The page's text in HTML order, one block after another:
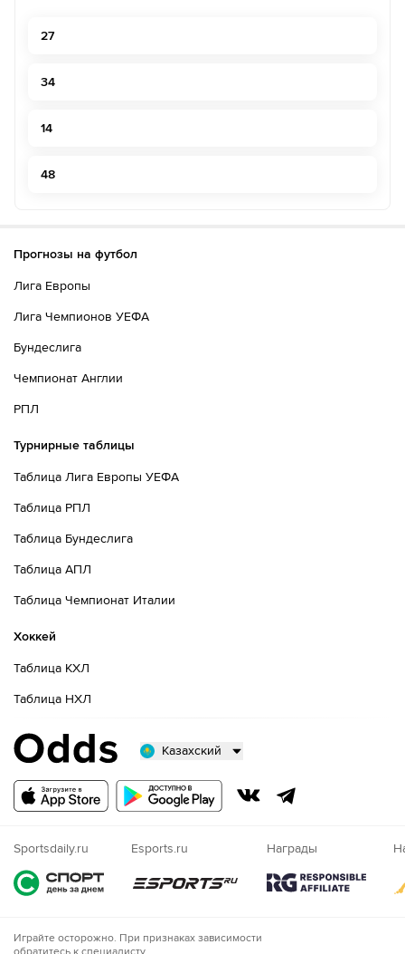
27
34
14
48
Прогнозы на футбол
Лига Европы
Лига Чемпионов УЕФА
Бундеслига
Чемпионат Англии
РПЛ
Турнирные таблицы
Таблица Лига Европы УЕФА
Таблица РПЛ
Таблица Бундеслига
Таблица АПЛ
Таблица Чемпионат Италии
Хоккей
Таблица КХЛ
Таблица НХЛ
Казахский
Русский
Nigeria
Sportsdaily.ru Esports.ru Награды
Играйте осторожно. При признаках зависимости